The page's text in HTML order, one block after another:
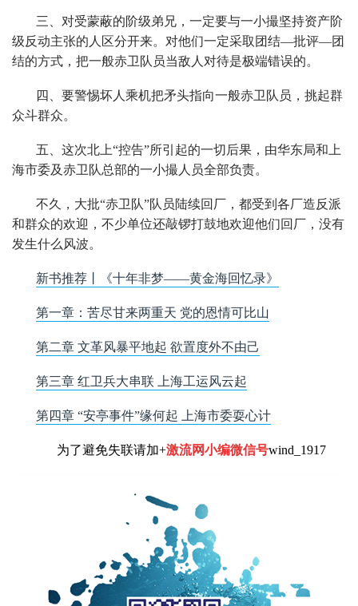
三、对受蒙蔽的阶级弟兄，一定要与一小撮坚持资产阶
级反动主张的人区分开来。对他们一定采取团结—批评—团
结的方式，把一般赤卫队员当敌人对待是极端错误的。
四、要警惕坏人乘机把矛头指向一般赤卫队员，挑起群
众斗群众。
五、这次北上“控告”所引起的一切后果，由华东局和上
海市委及赤卫队总部的一小撮人员全部负责。
不久，大批“赤卫队”队员陆续回厂，都受到各厂造反派
和群众的欢迎，不少单位还敲锣打鼓地欢迎他们回厂，没有
发生什么风波。
新书推荐丨 《十年非梦——黄金海回忆录》
第一章：苦尽甘来两重天 党的恩情可比山
第二章 文革风暴平地起 欲置度外不由己
第三章 红卫兵大串联 上海工运风云起
第四章 “安亭事件”缘何起 上海市委耍心计
为了避免失联请加+激流网小编微信号wind_1917